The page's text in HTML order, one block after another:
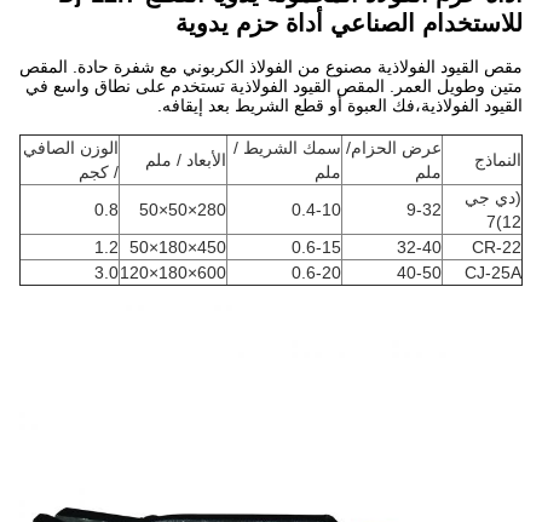
للاستخدام الصناعي أداة حزم يدوية
مقص القيود الفولاذية مصنوع من الفولاذ الكربوني مع شفرة حادة. المقص
متين وطويل العمر. المقص القيود الفولاذية تستخدم على نطاق واسع في
القيود الفولاذية،فك العبوة أو قطع الشريط بعد إيقافه.
النماذج
عرض الحزام/
ملم
سمك الشريط /
ملم
الأبعاد / ملم
الوزن الصافي
/ كجم
(دي جي
12)7
9-32
0.4-10
280×50×50
0.8
CR-22
32-40
0.6-15
450×180×50
1.2
CJ-25A
40-50
0.6-20
600×180×120
3.0